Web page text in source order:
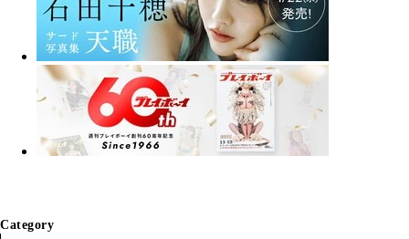
Category